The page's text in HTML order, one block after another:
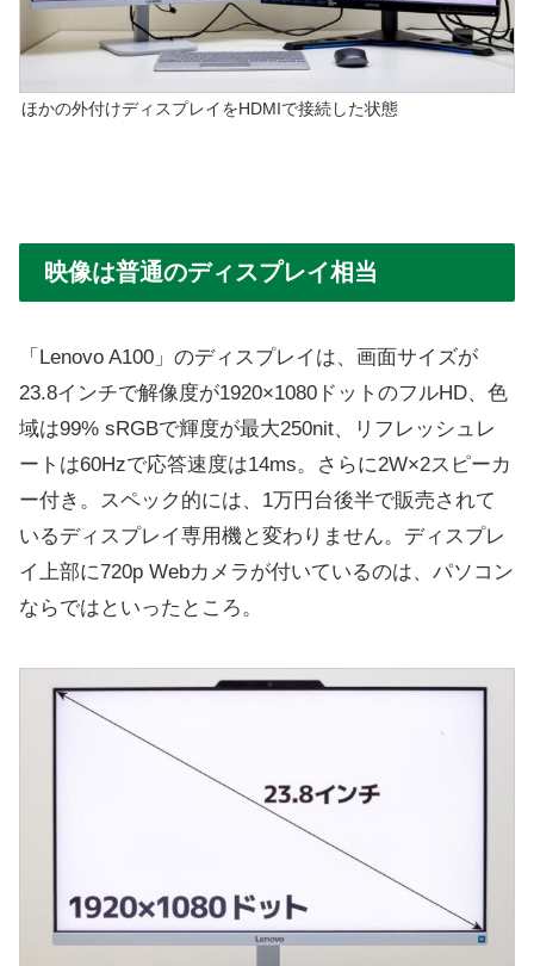
ほかの外付けディスプレイをHDMIで接続した状態
映像は普通のディスプレイ相当
「Lenovo A100」のディスプレイは、画面サイズが
23.8インチで解像度が1920×1080ドットのフルHD、色
域は99% sRGBで輝度が最大250nit、リフレッシュレ
ートは60Hzで応答速度は14ms。さらに2W×2スピーカ
ー付き。スペック的には、1万円台後半で販売されて
いるディスプレイ専用機と変わりません。ディスプレ
イ上部に720p Webカメラが付いているのは、パソコン
ならではといったところ。